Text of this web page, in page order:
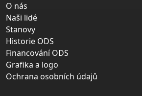
O nás
Naši lidé
Stanovy
Historie ODS
Financování ODS
Grafika a logo
Ochrana osobních údajů